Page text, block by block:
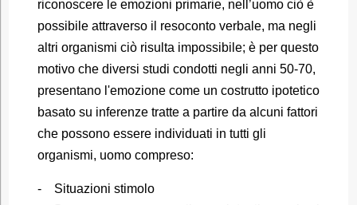
riconoscere le emozioni primarie, nell’uomo ciò è
possibile attraverso il resoconto verbale, ma negli
altri organismi ciò risulta impossibile; è per questo
motivo che diversi studi condotti negli anni 50-70,
presentano l'emozione come un costrutto ipotetico
basato su inferenze tratte a partire da alcuni fattori
che possono essere individuati in tutti gli
organismi, uomo compreso:
- Situazioni stimolo